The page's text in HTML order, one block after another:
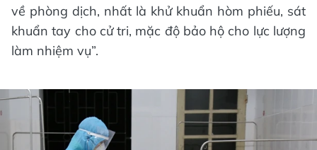
về phòng dịch, nhất là khử khuẩn hòm phiếu, sát
khuẩn tay cho cử tri, mặc độ bảo hộ cho lực lượng
làm nhiệm vụ”.